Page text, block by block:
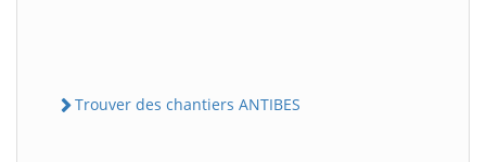
Trouver des chantiers ANTIBES